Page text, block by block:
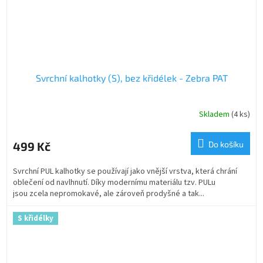
Svrchní kalhotky (S), bez křidélek - Zebra PAT
Skladem (4 ks)
499 Kč Do košíku
Svrchní PUL kalhotky se používají jako vnější vrstva, která chrání
oblečení od navlhnutí. Díky modernímu materiálu tzv. PULu
jsou zcela nepromokavé, ale zároveň prodyšné a tak...
S křidélky